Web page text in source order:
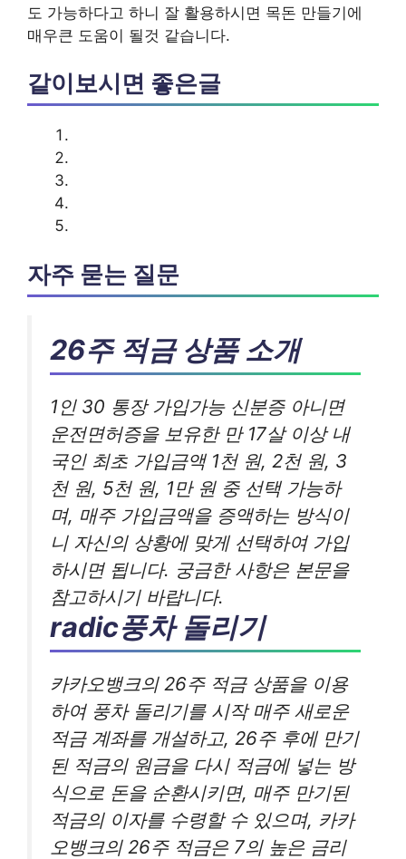
도 가능하다고 하니 잘 활용하시면 목돈 만들기에
매우큰 도움이 될것 같습니다.
같이보시면 좋은글
자주 묻는 질문
26주 적금 상품 소개
1인 30 통장 가입가능 신분증 아니면
운전면허증을 보유한 만 17살 이상 내
국인 최초 가입금액 1천 원, 2천 원, 3
천 원, 5천 원, 1만 원 중 선택 가능하
며, 매주 가입금액을 증액하는 방식이
니 자신의 상황에 맞게 선택하여 가입
하시면 됩니다. 궁금한 사항은 본문을
참고하시기 바랍니다.
radic풍차 돌리기
카카오뱅크의 26주 적금 상품을 이용
하여 풍차 돌리기를 시작 매주 새로운
적금 계좌를 개설하고, 26주 후에 만기
된 적금의 원금을 다시 적금에 넣는 방
식으로 돈을 순환시키면, 매주 만기된
적금의 이자를 수령할 수 있으며, 카카
오뱅크의 26주 적금은 7의 높은 금리